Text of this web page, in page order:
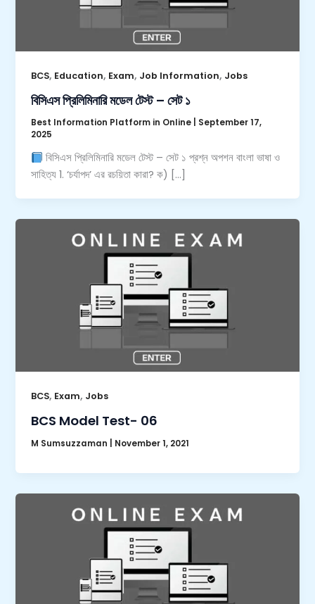
BCS, Education, Exam, Job Information, Jobs
বিসিএস প্রিলিমিনারি মডেল টেস্ট – সেট ১
Best Information Platform in Online
September 17,
2025
বিসিএস প্রিলিমিনারি মডেল টেস্ট – সেট ১ প্রশ্ন অপশন বাংলা ভাষা ও
সাহিত্য 1. ‘চর্যাপদ’ এর রচয়িতা কারা? ক) […]
BCS, Exam, Jobs
BCS Model Test- 06
M Sumsuzzaman November 1, 2021